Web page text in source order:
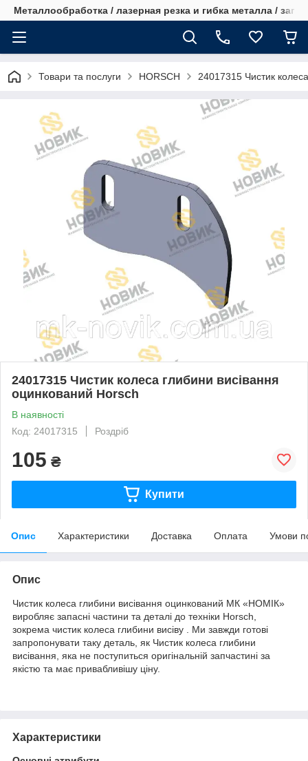
Металлообработка / лазерная резка и гибка металла /
Товари та послуги HORSCH 24017315 Чистик
24017315 Чистик колеса глибини висівання
оцинкований Horsch
В наявності
Код: 24017315
Роздріб
105 ₴
Купити
Опис Характеристики Доставка Оплата Умови
Опис
Чистик колеса глибини висівання оцинкований МК «НОМІК»
виробляє запасні частини та деталі до техніки Horsch,
зокрема чистик колеса глибини висіву . Ми завжди готові
запропонувати таку деталь, як Чистик колеса глибини
висівання, яка не поступиться оригінальній запчастині за
якістю та має привабливішу ціну.
Характеристики